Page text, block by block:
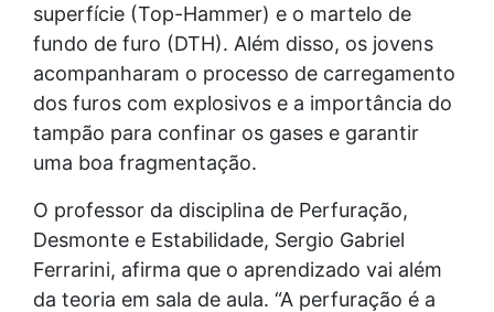
superfície (Top-Hammer) e o martelo de
fundo de furo (DTH). Além disso, os jovens
acompanharam o processo de carregamento
dos furos com explosivos e a importância do
tampão para confinar os gases e garantir
uma boa fragmentação.
O professor da disciplina de Perfuração,
Desmonte e Estabilidade, Sergio Gabriel
Ferrarini, afirma que o aprendizado vai além
da teoria em sala de aula. “A perfuração é a